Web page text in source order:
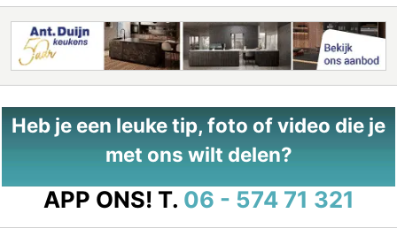
Heb je een leuke tip, foto of video die je
met ons wilt delen?
APP ONS! T. 06 - 574 71 321